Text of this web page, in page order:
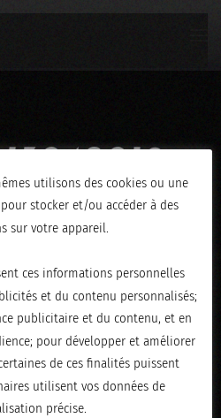
utilisons des cookies ou une
stocker et/ou accéder à des
sur votre appareil.
ces informations personnelles
et du contenu personnalisés;
publicitaire et du contenu, et en
pour développer et améliorer
de ces finalités puissent
utilisent vos données de
précise.